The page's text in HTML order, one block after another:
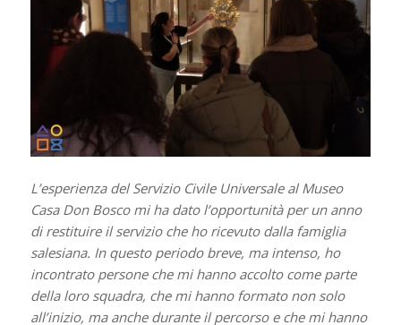
L’esperienza del Servizio Civile Universale al Museo
Casa Don Bosco mi ha dato l’opportunità per un anno
di restituire il servizio che ho ricevuto dalla famiglia
salesiana. In questo periodo breve, ma intenso, ho
incontrato persone che mi hanno accolto come parte
della loro squadra, che mi hanno formato non solo
all’inizio, ma anche durante il percorso e che mi hanno